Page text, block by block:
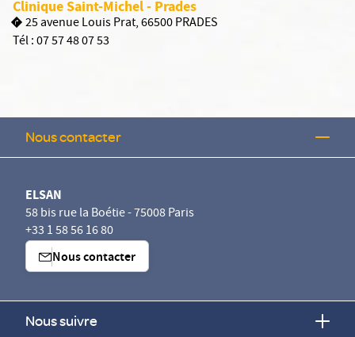
Clinique Saint-Michel - Prades
25 avenue Louis Prat, 66500 PRADES
Tél :07 57 48 07 53
Nous contacter
ELSAN
58 bis rue la Boétie - 75008 Paris
+33 1 58 56 16 80
Nous contacter
Nous suivre